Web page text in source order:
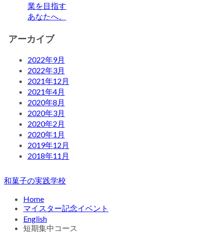
業を目指す
あなたへ。
アーカイブ
2022年9月
2022年3月
2021年12月
2021年4月
2020年8月
2020年3月
2020年2月
2020年1月
2019年12月
2018年11月
和菓子の実践学校
Home
マイスター記念イベント
English
短期集中コース